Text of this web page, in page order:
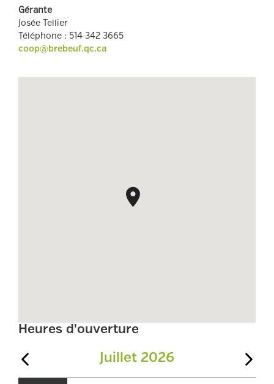
Gérante
Josée Tellier
Téléphone : 514 342 3665
coop@brebeuf.qc.ca
Heures d'ouverture
Mois précédentJuillet 2026